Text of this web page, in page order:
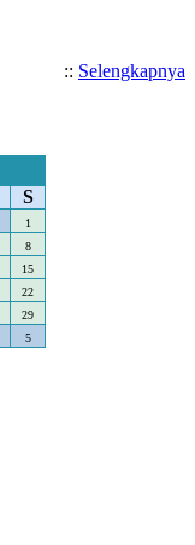
:: Selengkapnya
S
1
8
15
22
29
5